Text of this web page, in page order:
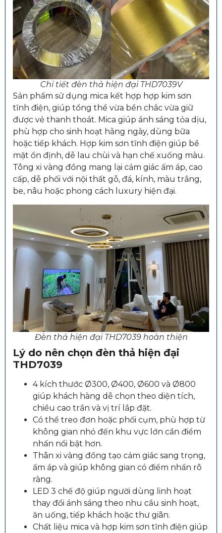
Chi tiết đèn thả hiện đại THD7039V
Sản phẩm sử dụng mica kết hợp hợp kim sơn
tĩnh điện, giúp tổng thể vừa bền chắc vừa giữ
được vẻ thanh thoát. Mica giúp ánh sáng tỏa dịu,
phù hợp cho sinh hoạt hằng ngày, dùng bữa
hoặc tiếp khách. Hợp kim sơn tĩnh điện giúp bề
mặt ổn định, dễ lau chùi và hạn chế xuống màu.
Tông xi vàng đồng mang lại cảm giác ấm áp, cao
cấp, dễ phối với nội thất gỗ, đá, kính, màu trắng,
be, nâu hoặc phong cách luxury hiện đại.
Đèn thả hiện đại THD7039 hoàn thiện
Lý do nên chọn đèn thả hiện đại
THD7039
4 kích thước Ø300, Ø400, Ø600 và Ø800
giúp khách hàng dễ chọn theo diện tích,
chiều cao trần và vị trí lắp đặt.
Có thể treo đơn hoặc phối cụm, phù hợp từ
không gian nhỏ đến khu vực lớn cần điểm
nhấn nổi bật hơn.
Thân xi vàng đồng tạo cảm giác sang trọng,
ấm áp và giúp không gian có điểm nhấn rõ
ràng.
LED 3 chế độ giúp người dùng linh hoạt
thay đổi ánh sáng theo nhu cầu sinh hoạt,
ăn uống, tiếp khách hoặc thư giãn.
Chất liệu mica và hợp kim sơn tĩnh điện giúp